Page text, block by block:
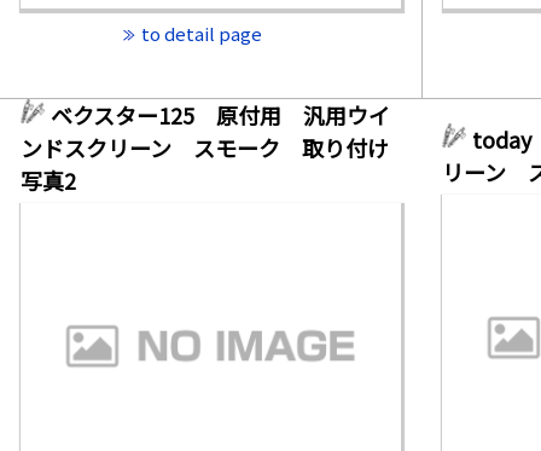
to detail page
ベクスター125 原付用 汎用ウイ
ンドスクリーン スモーク 取り付け
写真2
today
リーン